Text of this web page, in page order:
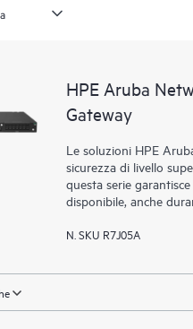
HPE Aruba
Gateway
Le soluzioni HPE
sicurezza di livello
questa serie
disponibile, anche
N. SKU R7J05A